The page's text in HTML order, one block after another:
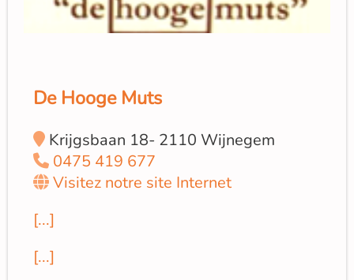
De Hooge Muts
Krijgsbaan 18- 2110 Wijnegem
0475 419 677
Visitez notre site Internet
[...]
[...]